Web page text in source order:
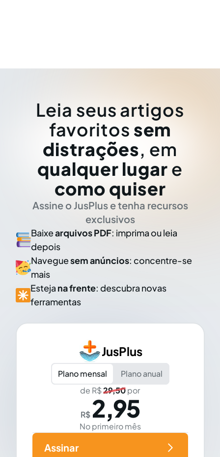
Leia seus artigos
favoritos sem
distrações, em
qualquer lugar e
como quiser
Assine o JusPlus e tenha recursos
exclusivos
Baixearquivos PDF: imprima ou leia
depois
Naveguesem anúncios: concentre-se
mais
Esteja na frente: descubra novas
ferramentas
JusPlus
Plano mensal
Plano anual
de R$29,50por
R$ 2,95
No primeiro mês
Assinar